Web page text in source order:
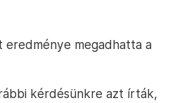
eredménye megadhatta a
kérdésünkre azt írták,